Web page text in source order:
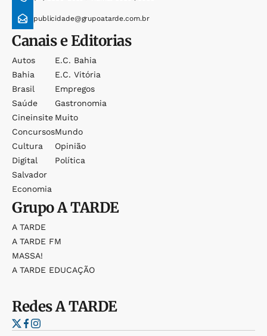
publicidade@grupoatarde.com.br
Canais e Editorias
Autos
Bahia
Brasil
Saúde
Cineinsite
Concursos
Cultura
Digital
Salvador
Economia
E.c. Bahia
E.c. Vitória
Empregos
Gastronomia
Muito
Mundo
Opinião
Política
GrupoA TARDE
A TARDE
A TARDE FM
MASSA!
A TARDE EDUCAÇÃO
RedesA TARDE